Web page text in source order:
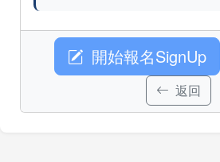
開始報名SignUp
返回